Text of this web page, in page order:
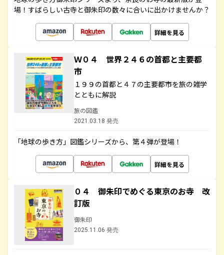
場！すばらしい古寺と御朱印の数々に合いに出かけませんか？
詳細を見る
Ｗ０４ 世界２４６の首都と主要都
市
１９９の首都と４７の主要都市を旅の雑学
とともに解説
旅の図鑑
2021.03.18 発売
「地球の歩き方」図鑑シリーズから、第４弾が登場！
詳細を見る
０４ 御朱印でめぐる東京のお寺 改
訂版
御朱印
2025.11.06 発売